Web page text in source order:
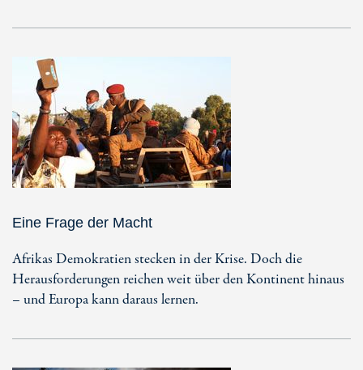
Eine Frage der Macht
Afrikas Demokratien stecken in der Krise. Doch die
Herausforderungen reichen weit über den Kontinent hinaus
– und Europa kann daraus lernen.